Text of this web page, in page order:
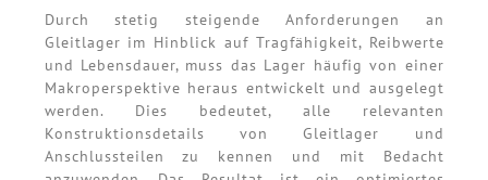
Durch stetig steigende Anforderungen an
Gleitlager im Hinblick auf Tragfähigkeit, Reibwerte
und Lebensdauer, muss das Lager häufig von einer
Makroperspektive heraus entwickelt und ausgelegt
werden. Dies bedeutet, alle relevanten
Konstruktionsdetails von Gleitlager und
Anschlussteilen zu kennen und mit Bedacht